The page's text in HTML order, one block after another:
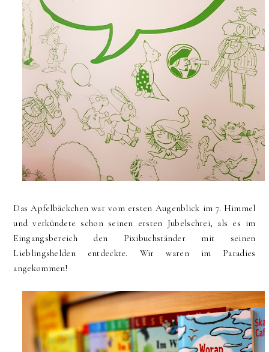
Das Apfelbäckchen war vom ersten Augenblick im 7. Himmel
und verkündete schon seinen ersten Jubelschrei, als es im
Eingangsbereich den Pixibuchständer mit seinen
Lieblingshelden entdeckte. Wir waren im Paradies
angekommen!